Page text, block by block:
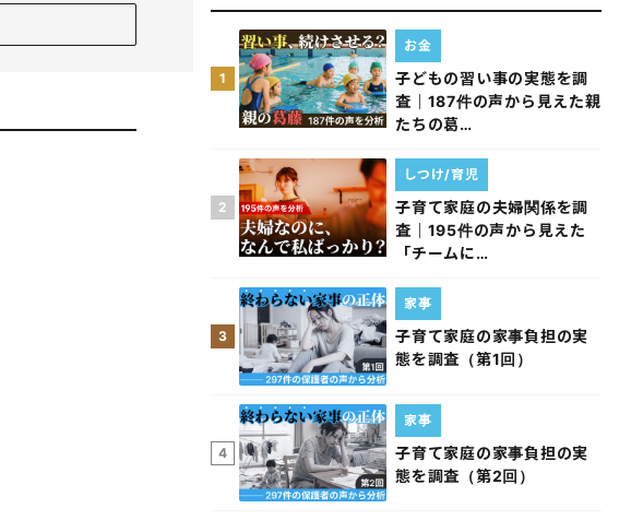
サルティング
。日本国内は
1
子どもの習い事の実態を調
査｜187件の声から見えた親
たちの葛…
お金
2
子育て家庭の夫婦関係を調
査｜195件の声から見えた
「チームに…
しつけ/育児
3
子育て家庭の家事負担の実
態を調査（第1回）
家事
4
子育て家庭の家事負担の実
態を調査（第2回）
家事